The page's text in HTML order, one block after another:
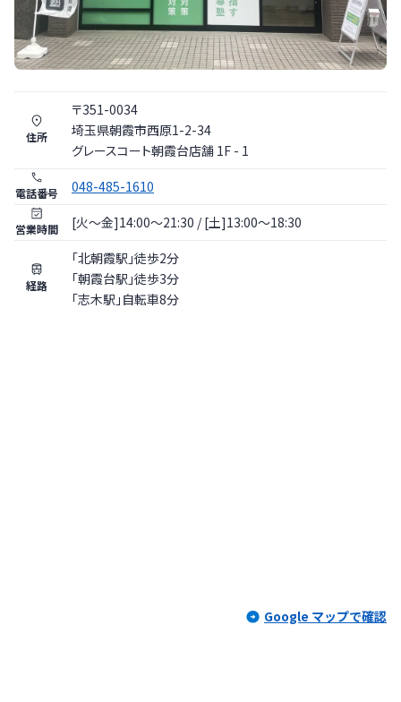
住所
〒351-0034
埼玉県朝霞市西原1-2-34
グレースコート朝霞台店舗 1F - 1
電話番号 048-485-1610
営業時間 [火〜金]14:00～21:30 / [土]13:00～18:30
経路
「北朝霞駅」徒歩2分
「朝霞台駅」徒歩3分
「志木駅」自転車8分
Google マップで確認